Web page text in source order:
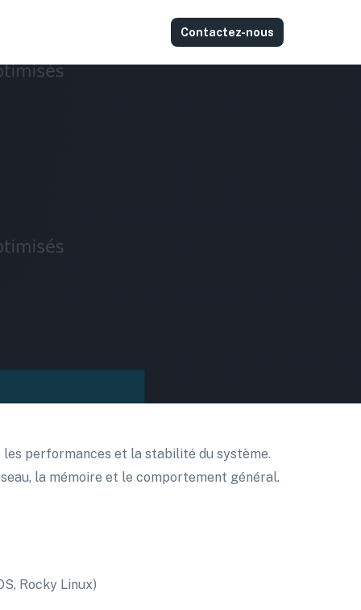
Contactez-nous
performances et la stabilité du système.
la mémoire et le comportement général.
Rocky Linux)